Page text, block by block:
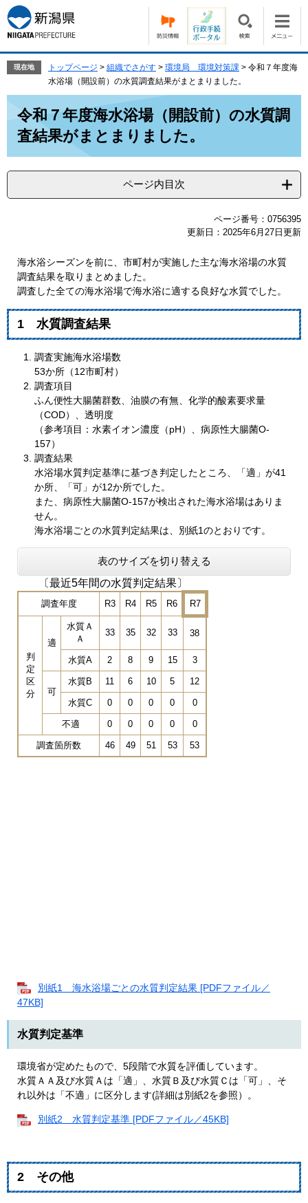
ー
ジ
の
で
ニ
ュ
ー
ば
現在地 トップページ > 組織でさがす > 環境局 環境対策課 > 令和７年度海
水浴場（開設前）の水質調査結果がまとまりました。
令和７年度海水浴場（開設前）の水質調
査結果がまとまりました。
ページ内目次
ページ番号：0756395
更新日：2025年6月27日更新
海水浴シーズンを前に、市町村が実施した主な海水浴場の水質
調査結果を取りまとめました。
調査した全ての海水浴場で海水浴に適する良好な水質でした。
1 水質調査結果
調査実施海水浴場数
53か所（12市町村）
調査項目
ふん便性大腸菌群数、油膜の有無、化学的酸素要求量
（COD）、透明度
（参考項目：水素イオン濃度（pH）、病原性大腸菌O-
157）
調査結果
水浴場水質判定基準に基づき判定したところ、「適」が41
か所、「可」が12か所でした。
また、病原性大腸菌O-157が検出された海水浴場はありま
せん。
海水浴場ごとの水質判定結果は、別紙1のとおりです。
表のサイズを切り替える
〔最近5年間の水質判定結果〕
調査年度 R3 R4 R5 R6 R7
判
定
区
分
適
水質Ａ
Ａ
33 35 32 33 38
水質A 2 8 9 15 3
可
水質B 11 6 10 5 12
水質C 0 0 0 0 0
不適 0 0 0 0 0
調査箇所数 46 49 51 53 53
別紙1 海水浴場ごとの水質判定結果 [PDFファイル／
47KB]
水質判定基準
環境省が定めたもので、5段階で水質を評価しています。
水質ＡＡ及び水質Ａは「適」、水質Ｂ及び水質Ｃは「可」、そ
れ以外は「不適」に区分します(詳細は別紙2を参照）。
別紙2 水質判定基準 [PDFファイル／45KB]
2 その他